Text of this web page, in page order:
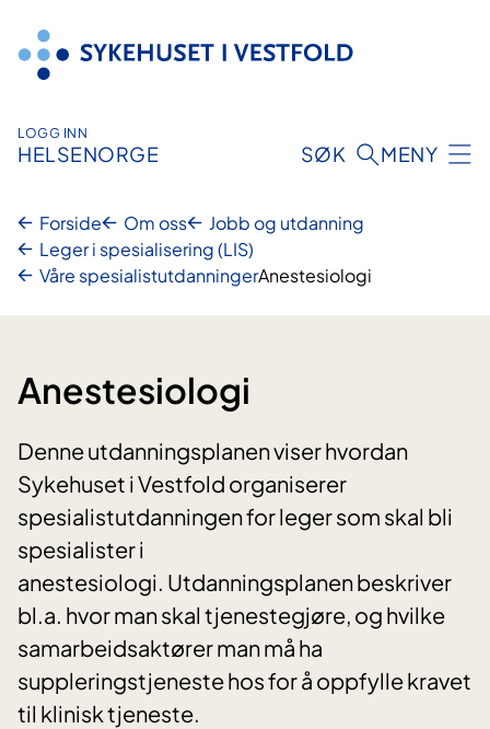
innhold
LOGG INN
HELSENORGE SØK MENY
Forside Om oss
Jobb og utdanning
Leger i spesialisering (LIS)
Våre spesialistutdanningerAnestesiologi
Anestesiologi
Denne utdanningsplanen viser hvordan
Sykehuset i Vestfold organiserer
spesialistutdanningen for leger som skal bli
spesialister i
anestesiologi. Utdanningsplanen beskriver
bl.a. hvor man skal tjenestegjøre, og hvilke
samarbeidsaktører man må ha
suppleringstjeneste hos for å oppfylle kravet
til klinisk tjeneste.